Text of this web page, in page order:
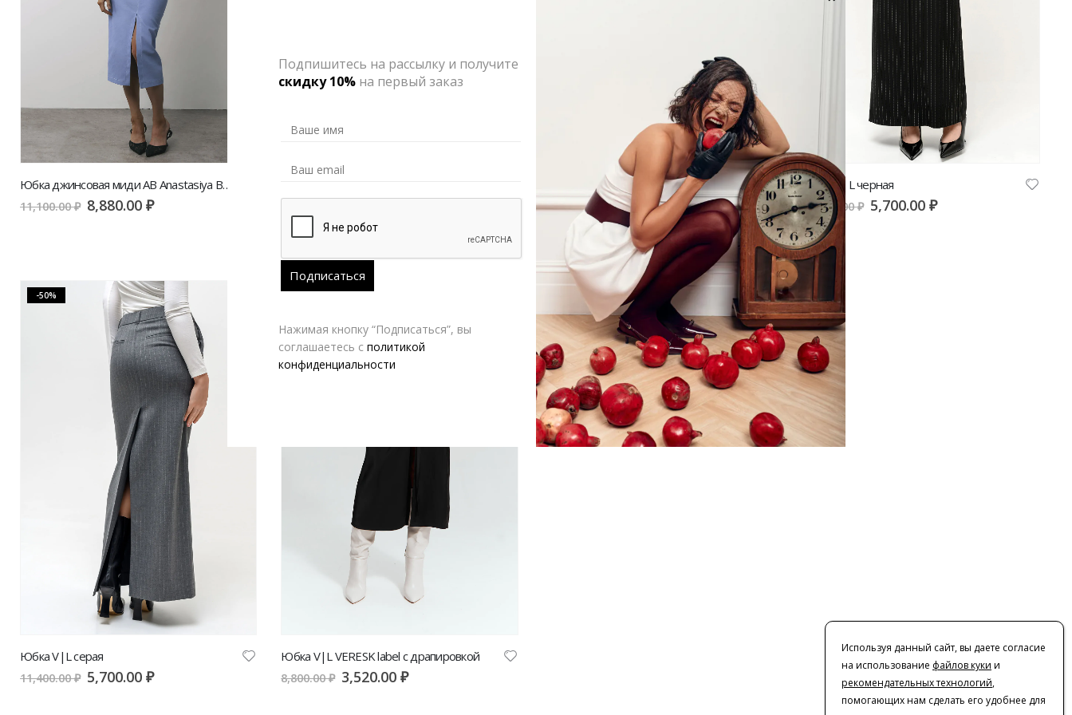
Юбка джинсовая миди AB Anastasiya Burdyugova голубая с разрезом | VERESK studio
11,100.00₽ 8,880.00₽ 8,880.00₽
Юбка мини AB Anastasiya Burdyugova | VERESK studio
8,300.00₽ 6,640.00₽
Юбка V|L черная
11,400.00₽ 5,700.00 ₽
-50%
Юбка V|L серая
11,400.00₽ 5,700.00₽
Юбка V|L VERESK label с драпировкой
8,800.00₽ 3,520.00₽
Используя данный сайт, вы даете согласие
на использование файлов куки и
рекомендательных технологий,
помогающих нам сделать его удобнее для
Подпишитесь на рассылку и получите
скидку 10%на первый заказ
Нажимая кнопку “Подписаться”, вы
соглашаетесь с политикой
конфиденциальности